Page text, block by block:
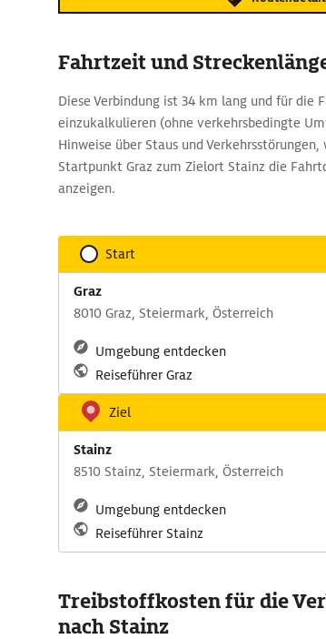
Fahrtzeit und
Diese Verbindung ist 34 km lang und für die
einzukalkulieren (ohne verkehrsbedingte
Hinweise über Staus und
Startpunkt Graz zum Zielort Stainz die
anzeigen.
Start
Graz
8010 Graz, Steiermark, Österreich
Umgebung entdecken
Reiseführer Graz
Ziel
Stainz
8510 Stainz, Steiermark, Österreich
Umgebung entdecken
Reiseführer Stainz
Treibstoffkosten für die
nach Stainz